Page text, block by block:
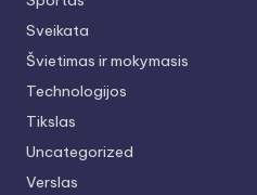
Sveikata
Švietimas ir mokymasis
Technologijos
Tikslas
Uncategorized
Verslas